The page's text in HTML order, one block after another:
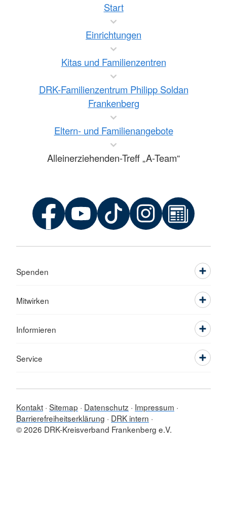
Start
Einrichtungen
Kitas und Familienzentren
DRK-Familienzentrum Philipp Soldan
Frankenberg
Eltern- und Familienangebote
Alleinerziehenden-Treff „A-Team“
Spenden
Mitwirken
Informieren
Service
Kontakt Sitemap Datenschutz
Impressum
Barrierefreiheitserklärung
DRK intern
© 2026 DRK-Kreisverband Frankenberg e.V.